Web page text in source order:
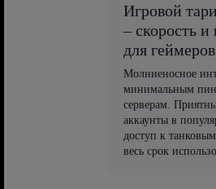
Игровой
– скорость
для геймеров
Молниеносное
минимальным
серверам.
аккаунты в
доступ к
весь срок